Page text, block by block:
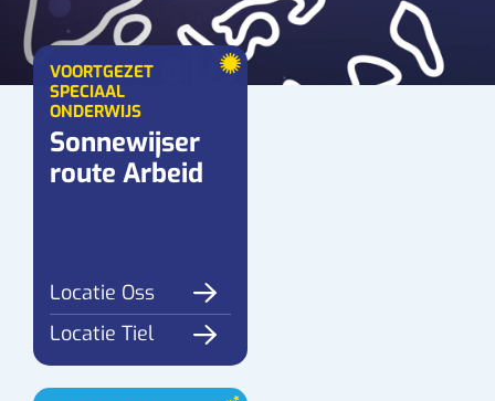
VOORTGEZET
SPECIAAL
ONDERWIJS
Sonnewijser
route Arbeid
Locatie Oss
Locatie Tiel